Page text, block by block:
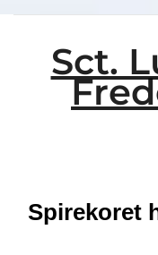
Sct.
Spirekoret